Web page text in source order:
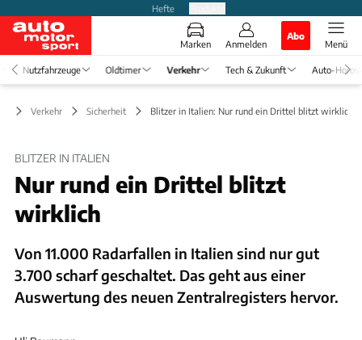
Hefte
Marken Anmelden
Abo
Menü
Nutzfahrzeuge Oldtimer Verkehr Tech & Zukunft Auto-
Verkehr Sicherheit Blitzer in Italien: Nur rund ein Drittel blitzt wirklich
BLITZER IN ITALIEN
Nur rund ein Drittel blitzt
wirklich
Von 11.000 Radarfallen in Italien sind nur gut
3.700 scharf geschaltet. Das geht aus einer
Auswertung des neuen Zentralregisters hervor.